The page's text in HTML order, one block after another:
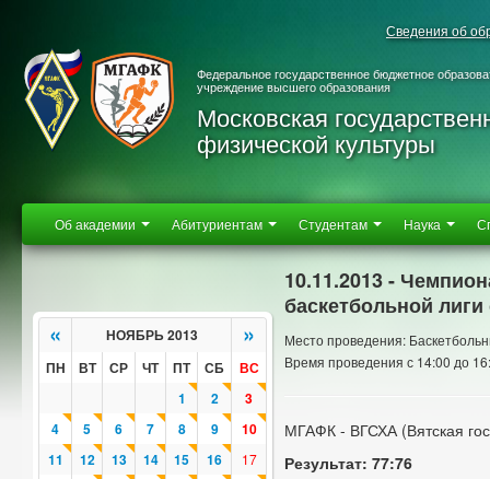
Сведения об
Федеральное государственное бюджетное
учреждение высшего образования
Московская
физической культуры
Об академии Абитуриентам Студентам Наука
« НОЯБРЬ 2013 »
ПН ВТ СР ЧТ ПТ СБ
ВС
1
2
3
4
5 6 7 8 9
10
11
12 13 14 15 16
17
10.11.2013 -
баскетбольной лиги
Место проведения:
Время проведения с 14:00 до
МГАФК - ВГСХА (Вятская
Результат: 77:76